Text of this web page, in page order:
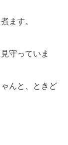
ます。
守っていま
んと、ときど